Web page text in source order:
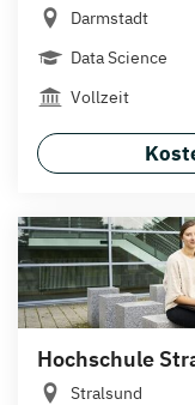
Darmstadt
Data Science
Vollzeit
Hochschule
Stralsund